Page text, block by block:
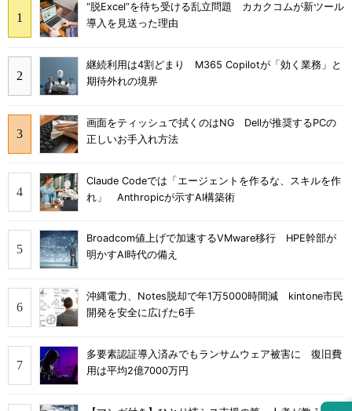
“脱Excel”を待ち受ける乱立問題 カカクコムが新ツール
導入を見送った理由
継続利用は4割どまり M365 Copilotが「効く業務」と
期待外れの境界
画面をティッシュで拭くのはNG Dellが推奨するPCの
正しいお手入れ方法
Claude Codeでは「エージェントを作るな、スキルを作
れ」 Anthropicが示すAI構築術
Broadcom値上げで加速するVMware移行 HPE幹部が
明かすAI時代の備え
沖縄電力、Notes脱却で年1万5000時間減 kintone市民
開発を安全に広げた6手
多要素認証導入済みでもランサムウェア被害に 復旧費
用は平均2億7000万円